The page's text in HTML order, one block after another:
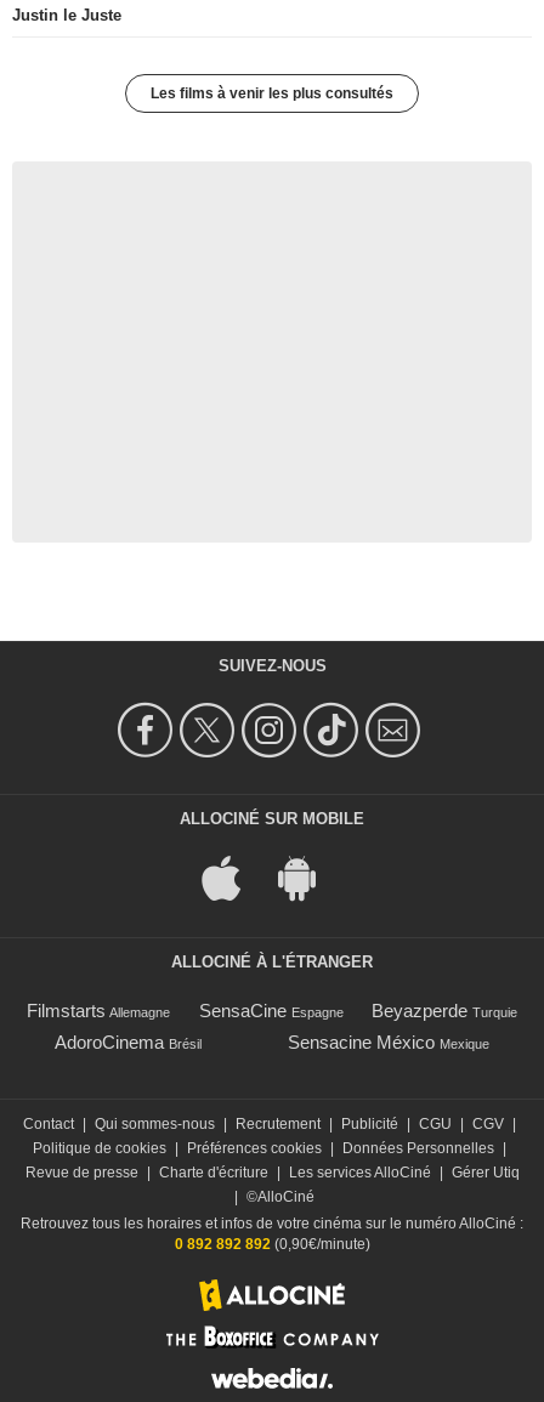
Justin le Juste
Les films à venir les plus consultés
SUIVEZ-NOUS
ALLOCINÉ SUR MOBILE
ALLOCINÉ À L'ÉTRANGER
Filmstarts Allemagne SensaCine Espagne Beyazperde Turquie
AdoroCinema Brésil Sensacine México Mexique
Contact Qui sommes-nous Recrutement Publicité CGU CGV
Politique de cookies
Préférences cookies Données Personnelles
Revue de presse
Charte d'écriture Les services AlloCiné
Gérer Utiq
©AlloCiné
Retrouvez tous les horaires et infos de votre cinéma sur le numéro AlloCiné :
0 892 892 892(0,90€/minute)